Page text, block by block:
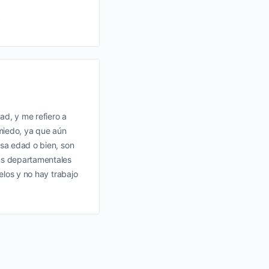
y me refiero a
ya que aún
edad o bien, son
departamentales
y no hay trabajo